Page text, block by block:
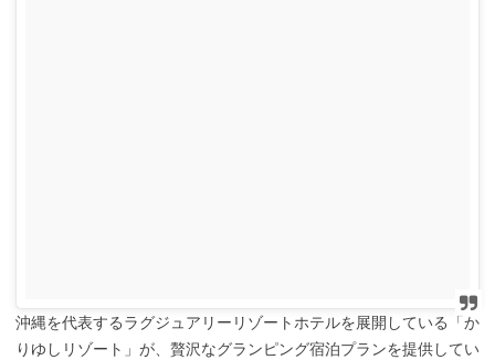
沖縄を代表するラグジュアリーリゾートホテルを展開している「か
りゆしリゾート」が、贅沢なグランピング宿泊プランを提供してい